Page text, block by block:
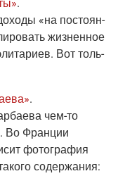
.
«на посто­ян­
жиз­нен­ное
Вот толь­
.
чем-то
Во Фран­ции
фото­гра­фия
содер­жа­ния: